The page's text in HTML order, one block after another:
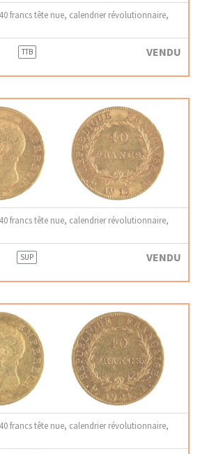
francs tête nue, calendrier révolutionnaire,
TTB VENDU
francs tête nue, calendrier révolutionnaire,
SUP VENDU
francs tête nue, calendrier révolutionnaire,